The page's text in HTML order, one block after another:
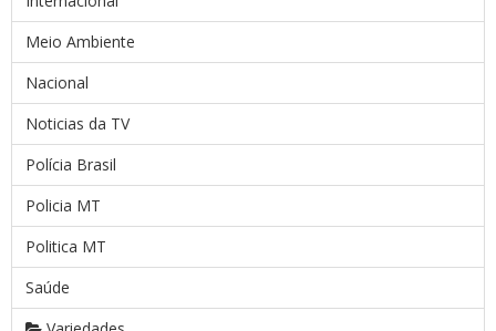
Meio Ambiente
Nacional
Noticias da TV
Polícia Brasil
Policia MT
Politica MT
Saúde